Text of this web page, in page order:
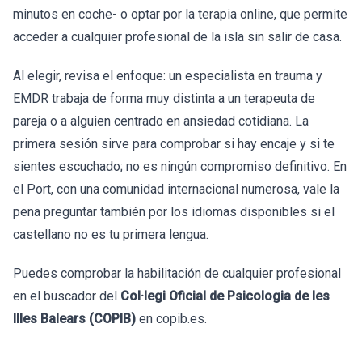
minutos en coche- o optar por la terapia online, que permite
acceder a cualquier profesional de la isla sin salir de casa.
Al elegir, revisa el enfoque: un especialista en trauma y
EMDR trabaja de forma muy distinta a un terapeuta de
pareja o a alguien centrado en ansiedad cotidiana. La
primera sesión sirve para comprobar si hay encaje y si te
sientes escuchado; no es ningún compromiso definitivo. En
el Port, con una comunidad internacional numerosa, vale la
pena preguntar también por los idiomas disponibles si el
castellano no es tu primera lengua.
Puedes comprobar la habilitación de cualquier profesional
en el buscador del Col·legi Oficial de Psicologia de les
Illes Balears (COPIB) en copib.es.